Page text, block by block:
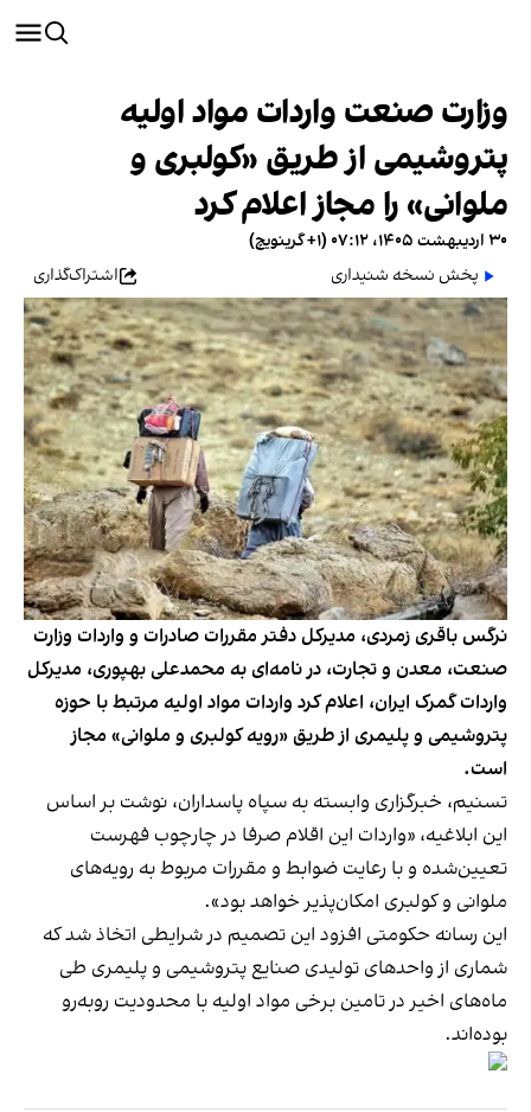
وزارت صنعت واردات مواد اولیه
پتروشیمی از طریق «کولبری و
ملوانی» را مجاز اعلام کرد
۳۰ اردیبهشت ۱۴۰۵، ۰۷:۱۲ (‎+۱ گرینویچ)
پخش نسخه شنیداری
اشتراک‌گذاری
نرگس باقری زمردی، مدیرکل دفتر مقررات صادرات و واردات وزارت
صنعت، معدن و تجارت، در نامه‌ای به محمدعلی بهپوری، مدیرکل
واردات گمرک ایران، اعلام کرد واردات مواد اولیه مرتبط با حوزه
پتروشیمی و پلیمری از طریق «رویه کولبری و ملوانی» مجاز
است.
تسنیم، خبرگزاری وابسته به سپاه پاسداران، نوشت بر اساس
این ابلاغیه، «واردات این اقلام صرفا در چارچوب فهرست
تعیین‌شده و با رعایت ضوابط و مقررات مربوط به رویه‌های
ملوانی و کولبری امکان‌پذیر خواهد بود».
این رسانه حکومتی افزود این تصمیم در شرایطی اتخاذ شد که
شماری از واحدهای تولیدی صنایع پتروشیمی و پلیمری طی
ماه‌‌های اخیر در تامین برخی مواد اولیه با محدودیت روبه‌رو
بوده‌اند.